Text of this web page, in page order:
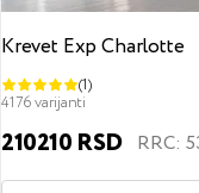
Krevet Exp Charlotte
(1)
4176 varijanti
210210 RSD RRC: